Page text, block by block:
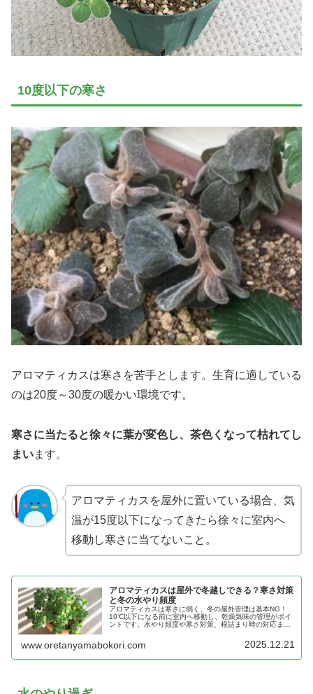
10度以下の寒さ
アロマティカスは寒さを苦手とします。生育に適している
のは20度～30度の暖かい環境です。
寒さに当たると徐々に葉が変色し、茶色くなって枯れてし
まいます。
アロマティカスを屋外に置いている場合、気
温が15度以下になってきたら徐々に室内へ
移動し寒さに当てないこと。
アロマティカスは屋外で冬越しできる？寒さ対策
と冬の水やり頻度
アロマティカスは寒さに弱く、冬の屋外管理は基本NG！
10℃以下になる前に室内へ移動し、乾燥気味の管理がポイ
ントです。水やり頻度や寒さ対策、根詰まり時の対応ま
www.oretanyamabokori.com 2025.12.21